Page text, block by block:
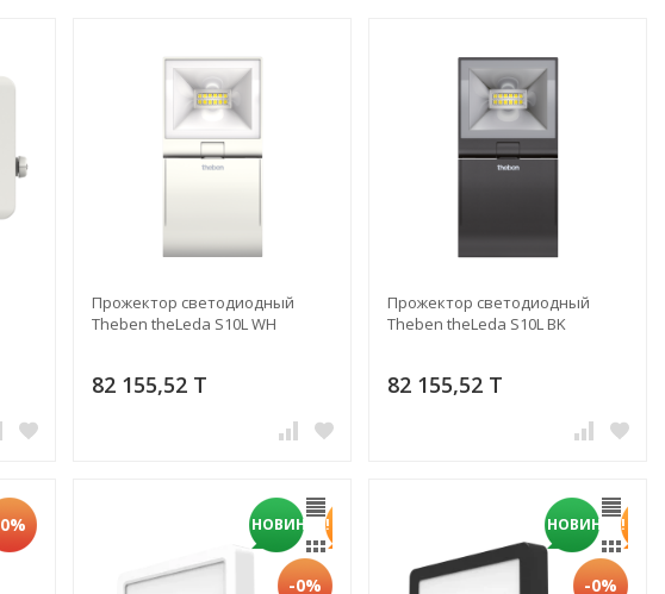
Прожектор светодиодный
Theben theLeda S10L WH
82 155,52 T
Прожектор светодиодный
Theben theLeda S10L BK
82 155,52 T
НОВИНКА!
-0%
НОВИНКА!
-0%